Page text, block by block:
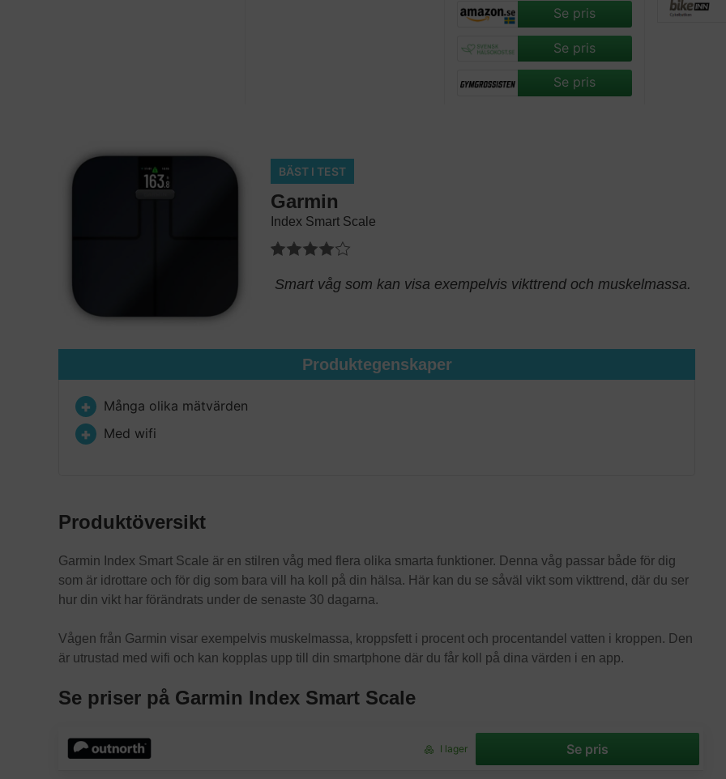
Se pris
Se pris
Se pris
BÄST I TEST
Garmin
Index Smart Scale
Smart våg som kan visa exempelvis vikttrend och muskelmassa.
Produktegenskaper
Många olika mätvärden
Med wifi
Produktöversikt
Garmin Index Smart Scale är en stilren våg med flera olika smarta funktioner. Denna våg passar både för dig
som är idrottare och för dig som bara vill ha koll på din hälsa. Här kan du se såväl vikt som vikttrend, där du ser
hur din vikt har förändrats under de senaste 30 dagarna.
Vågen från Garmin visar exempelvis muskelmassa, kroppsfett i procent och procentandel vatten i kroppen. Den
är utrustad med wifi och kan kopplas upp till din smartphone där du får koll på dina värden i en app.
Se priser på Garmin Index Smart Scale
I lager Se pris